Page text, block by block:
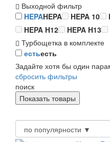
Выходной фильтр
HEPAHEPA HEPA 10
HEPA H12
HEPA H13
Турбощетка в комплекте
естьесть
Задайте хотя бы один
сбросить фильтры
поиск